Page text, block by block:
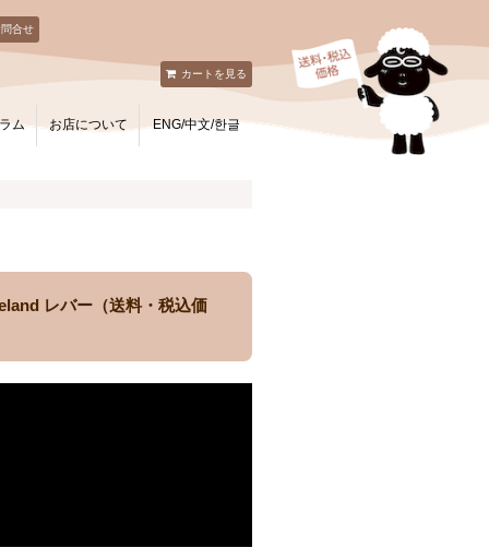
カートを見る
問合せ
ム お店について ENG/中文/한글
レバー（送料・税込価